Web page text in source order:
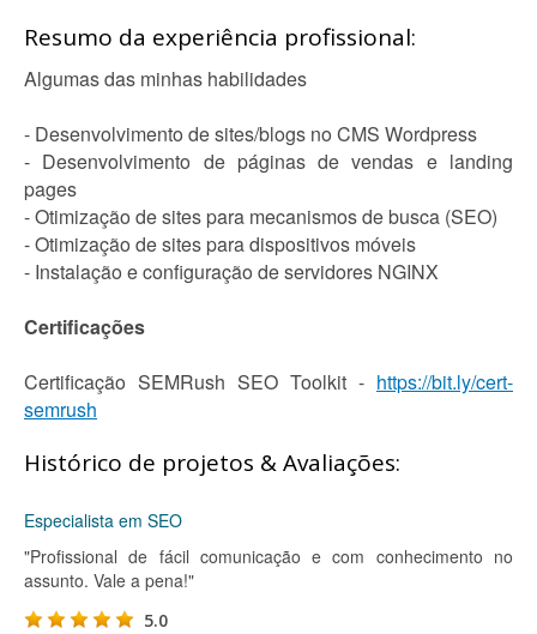
Resumo da experiência profissional:
Algumas das minhas habilidades
- Desenvolvimento de sites/blogs no CMS Wordpress
- Desenvolvimento de páginas de vendas e landing
pages
- Otimização de sites para mecanismos de busca (SEO)
- Otimização de sites para dispositivos móveis
- Instalação e configuração de servidores NGINX
Certificações
Certificação SEMRush SEO Toolkit - https://bit.ly/cert-
semrush
Histórico de projetos & Avaliações:
Especialista em SEO
"Profissional de fácil comunicação e com conhecimento no
assunto. Vale a pena!"
5.0